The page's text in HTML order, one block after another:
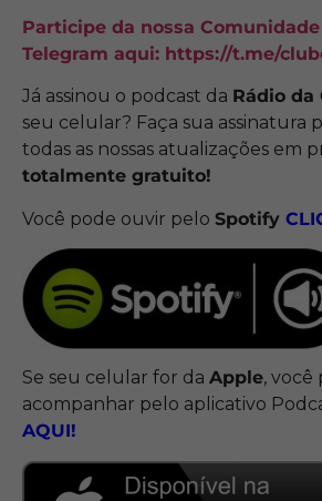
Participe da nossa
Telegram aqui: https://t.me/
Já assinou o podcast da Rádio da
seu celular? Faça sua assinatura
todas as nossas atualizações em
totalmente gratuito!
Você pode ouvir pelo Spotify
Se seu celular for da Apple, você
acompanhar pelo aplicativo
AQUI!